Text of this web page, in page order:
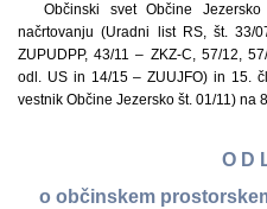
Občinski svet Občine
načrtovanju (Uradni list RS, št. 33/
ZUPUDPP, 43/11 – ZKZ-C, 57/12,
odl. US in 14/15 – ZUUJFO) in 15.
vestnik Občine Jezersko št. 01/11) na
O D
o občinskem